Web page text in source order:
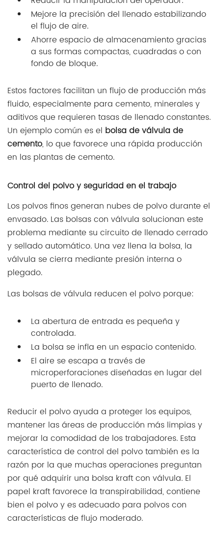
Mejore la precisión del llenado estabilizando
el flujo de aire.
Ahorre espacio de almacenamiento gracias
a sus formas compactas, cuadradas o con
fondo de bloque.
Estos factores facilitan un flujo de producción más
fluido, especialmente para cemento, minerales y
aditivos que requieren tasas de llenado constantes.
Un ejemplo común es el bolsa de válvula de
cemento, lo que favorece una rápida producción
en las plantas de cemento.
Control del polvo y seguridad en el trabajo
Los polvos finos generan nubes de polvo durante el
envasado. Las bolsas con válvula solucionan este
problema mediante su circuito de llenado cerrado
y sellado automático. Una vez llena la bolsa, la
válvula se cierra mediante presión interna o
plegado.
Las bolsas de válvula reducen el polvo porque:
La abertura de entrada es pequeña y
controlada.
La bolsa se infla en un espacio contenido.
El aire se escapa a través de
microperforaciones diseñadas en lugar del
puerto de llenado.
Reducir el polvo ayuda a proteger los equipos,
mantener las áreas de producción más limpias y
mejorar la comodidad de los trabajadores. Esta
característica de control del polvo también es la
razón por la que muchas operaciones preguntan
por qué adquirir una bolsa kraft con válvula. El
papel kraft favorece la transpirabilidad, contiene
bien el polvo y es adecuado para polvos con
características de flujo moderado.